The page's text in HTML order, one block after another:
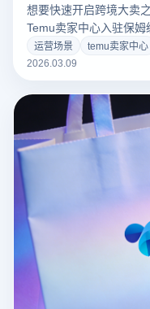
想要快速开启跨境大卖
Temu卖家中心入驻保
打尽！同时深度揭秘平
电商浏览器，实现多店
跨境业务保驾护航！
运营场景 temu卖家中心
2026.03.09